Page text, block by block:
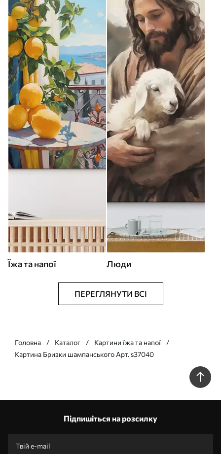
Їжа та напої Люди
ПЕРЕГЛЯНУТИ ВСІ
Головна Каталог
Картини їжа та напої
Картина Бризки шампанського Арт. s37040
Підпишіться на розсилку